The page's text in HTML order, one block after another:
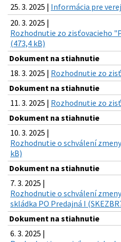
25. 3. 2025 | Informácia pre
20. 3. 2025 |
Rozhodnutie zo zisťovacieho
(473,4 kB)
Dokument na stiahnutie
18. 3. 2025 | Rozhodnutie zo
Dokument na stiahnutie
11. 3. 2025 | Rozhodnutie zo
Dokument na stiahnutie
10. 3. 2025 |
Rozhodnutie o schválení
kB)
Dokument na stiahnutie
7. 3. 2025 |
Rozhodnutie o schválení
skládka PO Predajná I
Dokument na stiahnutie
6. 3. 2025 |